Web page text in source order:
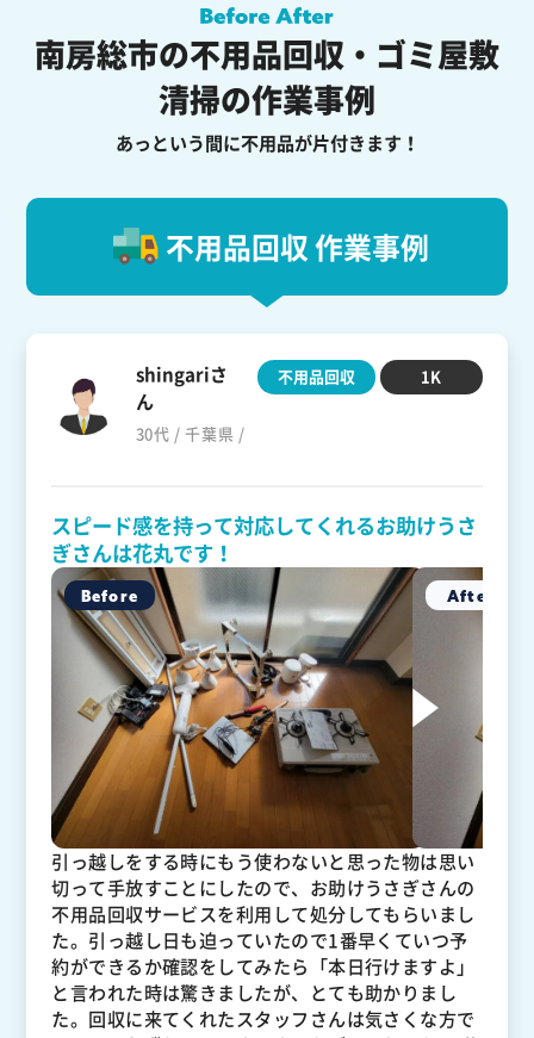
南房総市の不用品回収・ゴミ屋敷
清掃の作業事例
あっという間に不用品が片付きます！
不用品回収 作業事例
shingariさ
ん
30代 / 千葉県 /
不用品回収 1K
スピード感を持って対応してくれるお助けうさ
ぎさんは花丸です！
引っ越しをする時にもう使わないと思った物は思い
切って手放すことにしたので、お助けうさぎさんの
不用品回収サービスを利用して処分してもらいまし
た。引っ越し日も迫っていたので1番早くていつ予
約ができるか確認をしてみたら「本日行けますよ」
と言われた時は驚きましたが、とても助かりまし
た。回収に来てくれたスタッフさんは気さくな方で